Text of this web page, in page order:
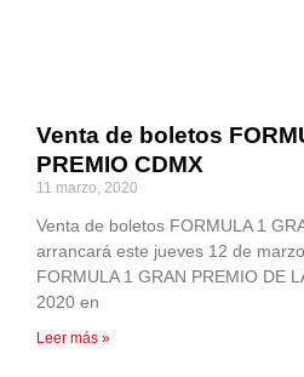
Venta de boletos
PREMIO CDMX
11 marzo, 2020
Venta de boletos FORMULA 1
arrancará este jueves 12 de
FORMULA 1 GRAN PREMIO DE
2020 en
Leer más »